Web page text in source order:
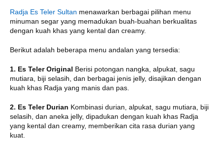
Radja Es Teler Sultan menawarkan berbagai pilihan menu
minuman segar yang memadukan buah-buahan berkualitas
dengan kuah khas yang kental dan creamy.
Berikut adalah beberapa menu andalan yang tersedia:
1. Es Teler Original Berisi potongan nangka, alpukat, sagu
mutiara, biji selasih, dan berbagai jenis jelly, disajikan dengan
kuah khas Radja yang manis dan pas.
2. Es Teler Durian Kombinasi durian, alpukat, sagu mutiara, biji
selasih, dan aneka jelly, dipadukan dengan kuah khas Radja
yang kental dan creamy, memberikan cita rasa durian yang
kuat.